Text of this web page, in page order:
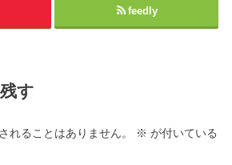
feedly
す
れることはありません。 ※ が付いている